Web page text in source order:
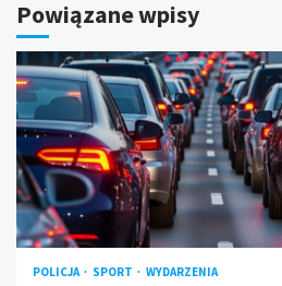
Powiązane wpisy
POLICJA SPORT WYDARZENIA